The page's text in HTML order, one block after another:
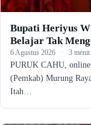
Bupati Heriyus
Belajar Tak
6 Agustus 2026 · 3 menit
PURUK CAHU,
(Pemkab) Murung
Itah…